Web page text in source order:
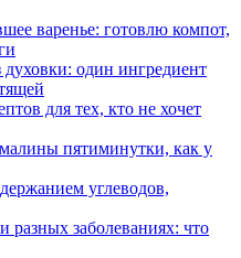
варенье: готовлю компот,
духовки: один ингредиент
для тех, кто не хочет
пятиминутки, как у
углеводов,
разных заболеваниях: что